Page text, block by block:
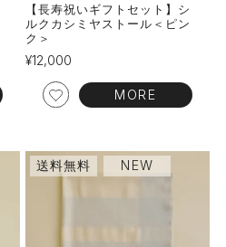
【長寿祝いギフトセット】シ
ルクカシミヤストール＜ピン
ク＞
¥12,000
MORE
送料無料 NEW